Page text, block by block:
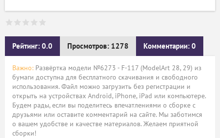
Рейтинг: 0.0 Просмотров: 1278 Комментарии: 0
Важно: Развёртка модели №6273 - F-117 (ModelArt 28, 29) из
бумаги доступна для бесплатного скачивания и свободного
использования. Файл можно загрузить без регистрации и
открыть на устройствах Android, iPhone, iPad или компьютере.
Будем рады, если вы поделитесь впечатлениями о сборке с
друзьями или оставите комментарий на сайте. Мы заботимся
о вашем удобстве и качестве материалов. Желаем приятной
сборки!